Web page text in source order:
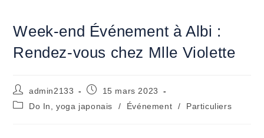
Week-end Événement à Albi :
Rendez-vous chez Mlle Violette
Auteur/autrice
de
la
admin2133
Publication
15 mars 2023
PostDo In, yoga japonais / Événement / Particuliers